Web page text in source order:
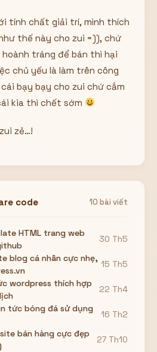
tính chất giải trí, mình thích
thế này cho zui =)), chứ
tráng để bán thì hại
chủ yếu là làm trên công
bạy bạy cho zui chứ cắm
kia thì chết sớm
zẻ…!
code 10 bài viết
HTML trang web
30 Th5
blog cá nhân cực nhẹ,
15 Th5
wordpress thích hợp
22 Th4
tức bóng đá sử dụng
16 Th2
bán hàng cực đẹp
27 Th10